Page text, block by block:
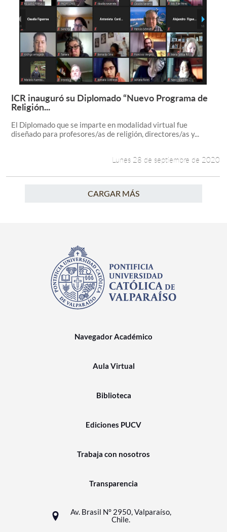
Leer más +
ICR inauguró su Diplomado “Nuevo Programa de
Religión...
El Diplomado que se imparte en modalidad virtual fue
diseñado para profesores/as de religión, directores/as y...
Lunes 28 de septiembre de 2020
CARGAR MÁS
Navegador Académico
Aula Virtual
Biblioteca
Ediciones PUCV
Trabaja con nosotros
Transparencia
Av. Brasil N° 2950, Valparaíso,
Chile.